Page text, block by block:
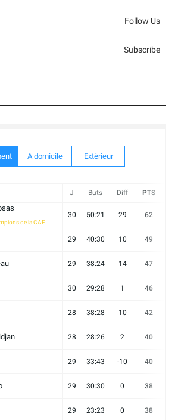
Follow Us
Subscribe
A domicile Extèrieur
J Buts Diff PTS
de la CAF
30 50:21 29 62
29 40:30 10 49
29 38:24 14 47
30 29:28 1 46
28 38:28 10 42
28 28:26 2 40
29 33:43 -10 40
29 30:30 0 38
29 23:23 0 38